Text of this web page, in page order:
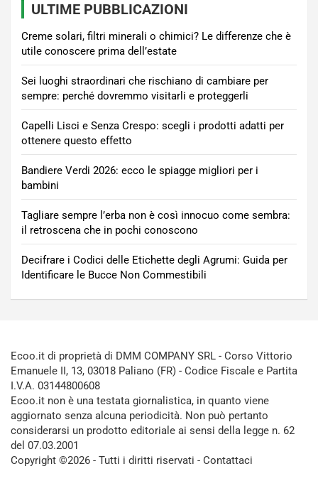
ULTIME PUBBLICAZIONI
Creme solari, filtri minerali o chimici? Le differenze che è
utile conoscere prima dell’estate
Sei luoghi straordinari che rischiano di cambiare per
sempre: perché dovremmo visitarli e proteggerli
Capelli Lisci e Senza Crespo: scegli i prodotti adatti per
ottenere questo effetto
Bandiere Verdi 2026: ecco le spiagge migliori per i
bambini
Tagliare sempre l’erba non è così innocuo come sembra:
il retroscena che in pochi conoscono
Decifrare i Codici delle Etichette degli Agrumi: Guida per
Identificare le Bucce Non Commestibili
Ecoo.it di proprietà di DMM COMPANY SRL - Corso Vittorio
Emanuele II, 13, 03018 Paliano (FR) - Codice Fiscale e Partita
I.V.A. 03144800608
Ecoo.it non è una testata giornalistica, in quanto viene
aggiornato senza alcuna periodicità. Non può pertanto
considerarsi un prodotto editoriale ai sensi della legge n. 62
del 07.03.2001
Copyright ©2026 - Tutti i diritti riservati - Contattaci